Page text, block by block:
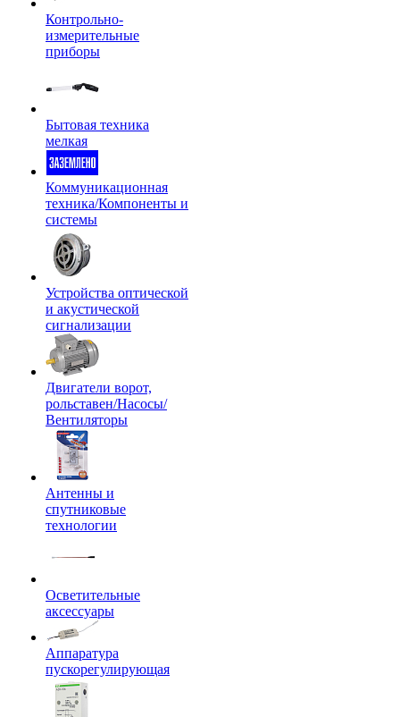
Контрольно-
измерительные
приборы
Бытовая техника
мелкая
Коммуникационная
техника/Компоненты и
системы
Устройства оптической
и акустической
сигнализации
Двигатели ворот,
рольставен/Насосы/
Вентиляторы
Антенны и
спутниковые
технологии
Осветительные
аксессуары
Аппаратура
пускорегулирующая